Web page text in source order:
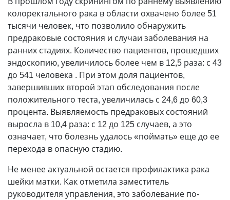
колоректального рака в области охвачено более 51
тысячи человек, что позволило обнаружить
предраковые состояния и случаи заболевания на
ранних стадиях. Количество пациентов, прошедших
эндоскопию, увеличилось более чем в 12,5 раза: с 43
до 541 человека . При этом доля пациентов,
завершивших второй этап обследования после
положительного теста, увеличилась с 24,6 до 60,3
процента. Выявляемость предраковых состояний
выросла в 10,4 раза: с 12 до 125 случаев, а это
означает, что болезнь удалось «поймать» еще до ее
перехода в опасную стадию.
Не менее актуальной остается профилактика рака
шейки матки. Как отметила заместитель
руководителя управления, это заболевание по-